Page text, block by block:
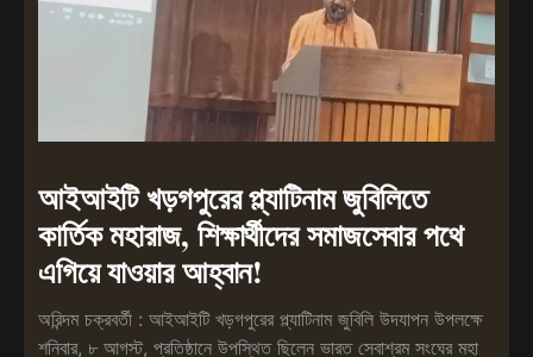
আইআইটি খড়গপুরের প্ল্যাটিনাম জুবিলিতে
কার্তিক মহারাজ, শিক্ষার্থীদের সমাজসেবার পথে
এগিয়ে যাওয়ার আহ্বান!
অরিন্দম চক্রবর্তী : আইআইটি খড়গপুরের প্ল্যাটিনাম জুবিলি উদযাপন উপলক্ষে
শনিবার, ৮ আগস্ট, প্রতিষ্ঠানে উপস্থিত ছিলেন ভারত সেবাশ্রম সংঘের মহা